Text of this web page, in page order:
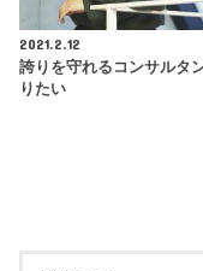
2021.2.12
誇りを守れるコンサルタ
りたい